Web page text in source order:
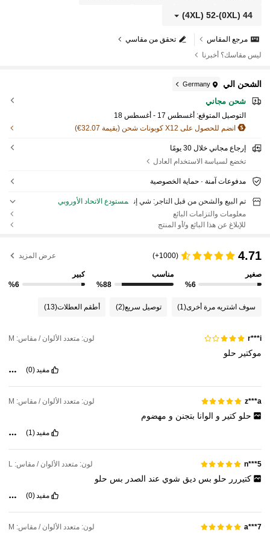
44
(0XL)
-
52
(4XL)
تحقق من مقاسي
مرجع المقاس
ليس مقاسك؟ أخبرنا
الشحن الي Germany
شحن مجاني
التوصيل المتوقع: أغسطس 17 - أغسطس 18
انضم للحصول على X12 كوبونات شحن (بقيمة 32.07€)
إرجاع مجاني خلال 30 يومًا
تخضع لسياسة الاستخدام العادل
مدفوعات آمنة · حماية الخصوصية
تم البيع والشحن من قبل التاجر: شي إن
مستودع الاتحاد الأوروبي
معلومات والتزامات البائع
للإبلاغ عن هذا البائع و/أو المنتج
4.71
(1000+) عرض المزيد
صغير
%6
مناسب
%88
كبير
%6
سوف اشتريه مرة أخرى(1) توصيل سريع(2) أطقم العطلات(13)
r***i لون: متعدد الألوان / مقاس: M
موكتير حلو
مفيد(0)
z***a لون: متعدد الألوان / مقاس: M
حلو كتير و الوانا بتجنن و مهضوم
مفيد(1)
n***5 لون: متعدد الألوان / مقاس: L
كتيررر حلو بس ديق شوي عند الصدر بس حلو
مفيد(0)
a***7 لون: متعدد الألوان / مقاس: M